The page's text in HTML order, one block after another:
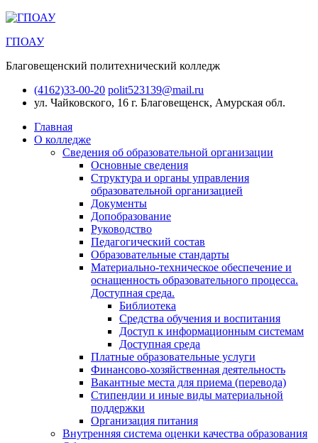
ГПОАУ
Благовещенский политехнический колледж
(4162)33-00-20 polit523139@mail.ru
ул. Чайковского, 16 г. Благовещенск, Амурская обл.
Главная
О колледже
Сведения об образовательной организации
Основные сведения
Структура и органы управления
образовательной организацией
Документы
Допобразование
Руководство
Педагогический состав
Образовательные стандарты
Материально-техническое обеспечение и
оснащенность образовательного процесса.
Доступная среда.
Библиотека
Средства обучения и воспитания
Доступ к информационным системам
Доступная среда
Платные образовательные услуги
Финансово-хозяйственная деятельность
Вакантные места для приема (перевода)
Стипендии и иные виды материальной
поддержки
Организация питания
Внутренняя система оценки качества образования